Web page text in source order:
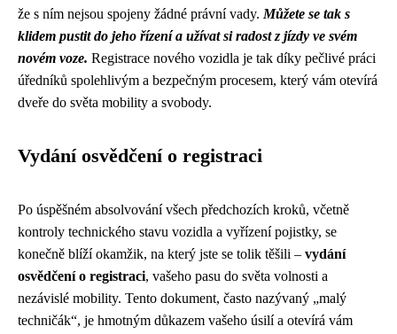
že s ním nejsou spojeny žádné právní vady. Můžete se tak s
klidem pustit do jeho řízení a užívat si radost z jízdy ve svém
novém voze. Registrace nového vozidla je tak díky pečlivé práci
úředníků spolehlivým a bezpečným procesem, který vám otevírá
dveře do světa mobility a svobody.
Vydání osvědčení o registraci
Po úspěšném absolvování všech předchozích kroků, včetně
kontroly technického stavu vozidla a vyřízení pojistky, se
konečně blíží okamžik, na který jste se tolik těšili – vydání
osvědčení o registraci, vašeho pasu do světa volnosti a
nezávislé mobility. Tento dokument, často nazývaný „malý
techničák“, je hmotným důkazem vašeho úsilí a otevírá vám